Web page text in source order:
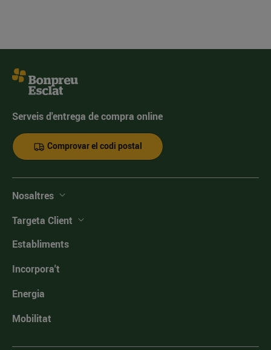
Serveis d'entrega de compra online
Comprovar el codi postal
Nosaltres
Targeta Client
Establiments
Incorpora't
Energia
Mobilitat